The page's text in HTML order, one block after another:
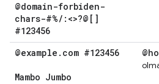
@domain-forbiden-
chars-#%/ :<>?@[]
#123456
@example . com #123456
Mambo Jumbo